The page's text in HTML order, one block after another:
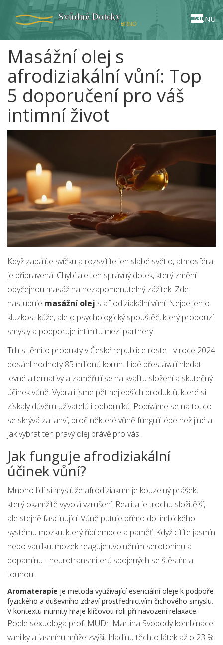
MENU
Masážní olej s
afrodiziakální vůní: Top
5 doporučení pro váš
intimní život
Když zapálíte svíčku a rozsvítíte jen slabé světlo, atmosféra
je připravená. Chybí ale ten správný dotek, který změní
obyčejnou masáž na nezapomenutelný zážitek. Zde
nastupuje masážní olej s afrodiziakální vůní. Nejde jen o
kluzkost kůže, ale o psychologický spouštěč, který probouzí
smysly a podporuje intimitu mezi partnery.
Trh s těmito produkty v České republice roste - v roce 2024
dosáhl hodnoty 85 milionů korun. Lidé přestávají hledat
levné alternativy a zaměřují se na kvalitu složení a skutečný
účinek vůně. Vybrali jsme pět nejlepších produktů, které si
získaly důvěru uživatelů i odborníků. Podíváme se na to, co
se skrývá za lahví, proč některé vůně fungují lépe než jiné a
jak vybrat ten pravý olej právě pro vás.
Jak funguje afrodiziakální
účinek vůní?
Mnoho lidí si myslí, že afrodiziakum je kouzelný prášek,
který okamžitě vyvolá vzrušení. Realita je trochu složitější,
ale stejně fascinující. Vůně putuje přímo do limbického
systému mozku, který řídí emoce a paměť. Když cítíte jasmín
nebo vanilku, mozek reaguje uvolněním serotoninu a
dopaminu - neurotransmiterů spojených se štěstím a
touhou.
Aromaterapie je metoda využívající esenciální oleje k podpoře
fyzického a duševního zdraví prostřednictvím čichového smyslu.
V kontextu intimity hraje klíčovou roli při navození relaxace.
Podle sexuologa prof. MUDr. Martina Svobody kombinace
vanilky a jasmínu může zvýšit hladinu těchto látek až o 23 %.